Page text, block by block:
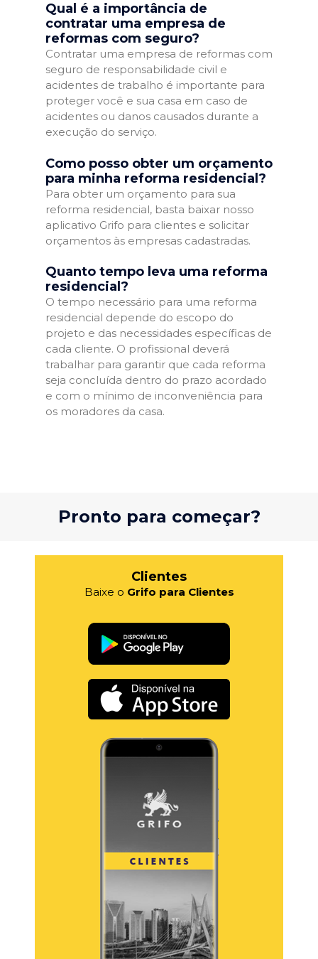
Qual é a importância de
contratar uma empresa de
reformas com seguro?
Contratar uma empresa de reformas com
seguro de responsabilidade civil e
acidentes de trabalho é importante para
proteger você e sua casa em caso de
acidentes ou danos causados durante a
execução do serviço.
Como posso obter um orçamento
para minha reforma residencial?
Para obter um orçamento para sua
reforma residencial, basta baixar nosso
aplicativo Grifo para clientes e solicitar
orçamentos às empresas cadastradas.
Quanto tempo leva uma reforma
residencial?
O tempo necessário para uma reforma
residencial depende do escopo do
projeto e das necessidades específicas de
cada cliente. O profissional deverá
trabalhar para garantir que cada reforma
seja concluída dentro do prazo acordado
e com o mínimo de inconveniência para
os moradores da casa.
Pronto para começar?
Clientes
Baixe o Grifo para Clientes